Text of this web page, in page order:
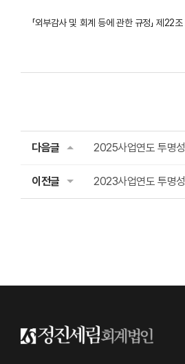
「외부감사 및 회계 등에 관한 규정」 제
다음글 2025사업연도 투명
이전글 2023사업연도 투명